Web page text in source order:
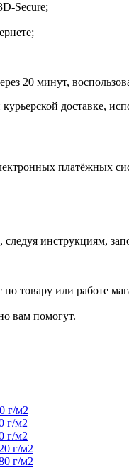
Secure;
20 минут,
доставке,
платёжных
инструкциям,
товару или работе
вам помогут.
г/м2
г/м2
г/м2
г/м2
г/м2